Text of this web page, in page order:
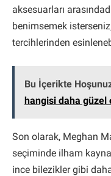
aksesuarları
benimsemek
tercihlerinden
Bu İçerikte
hangisi daha güzel
Son olarak, Meghan
seçiminde ilham
ince bilezikler gibi